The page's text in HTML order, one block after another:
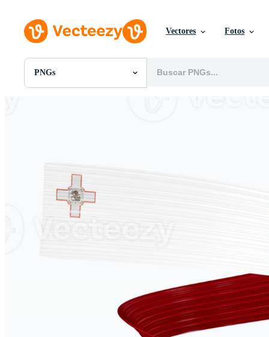
Vectores Fotos
PNGs
Todas Imágenes
Videos
Gráficos en Movimiento
Imágenes Editoriales
Eventos Editoriales